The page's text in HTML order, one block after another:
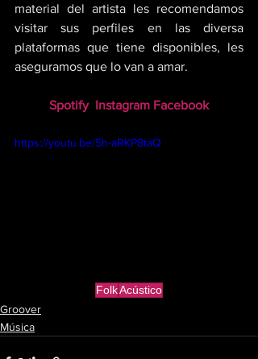
material del artista les recomendamos
visitar sus perfiles en las diversa
plataformas que tiene disponibles, les
aseguramos que lo van a amar.
Spotify Instagram Facebook
https://youtu.be/5h-aRKP8taQ
FolkAcústico
Groover
Música